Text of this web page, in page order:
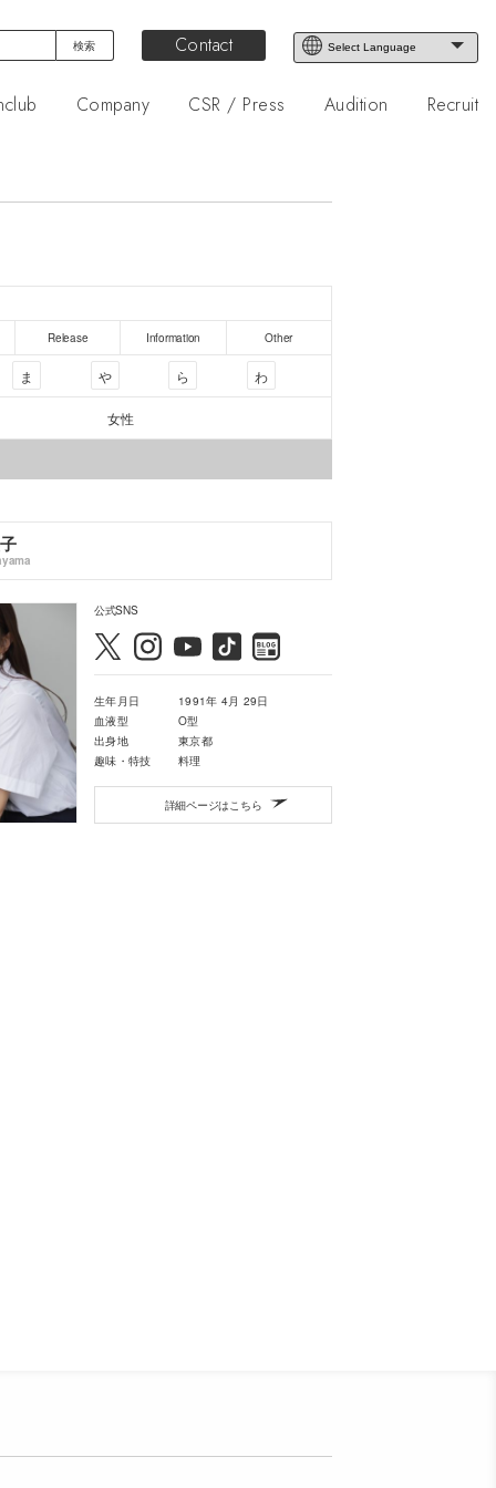
Contact
Company CSR / Press Audition Recruit
Release Information Other
ま や ら わ
女性
公式SNS
生年月日
1991年 4月 29日
血液型
O型
出身地
東京都
趣味・特技
料理
詳細ページはこちら